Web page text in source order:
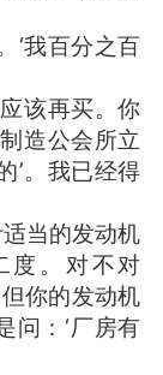
‘我百分之百
该再买。你
造公会所立
’。我已经得
当的发动机
度。对不对
但你的发动机
问：‘厂房有